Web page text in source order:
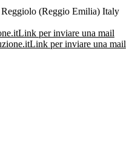
(Reggio Emilia) Italy
Link per inviare una mail
Link per inviare una mail